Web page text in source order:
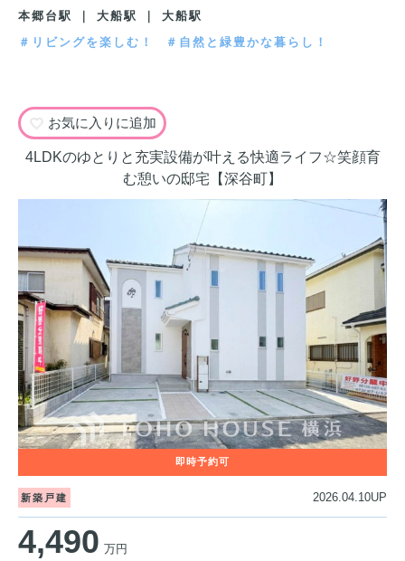
本郷台駅 ｜ 大船駅 ｜ 大船駅
＃リビングを楽しむ！
＃自然と緑豊かな暮らし！
お気に入りに追加
4LDKのゆとりと充実設備が叶える快適ライフ☆笑顔育
む憩いの邸宅【深谷町】
新築戸建 2026.04.10UP
4,490 万円